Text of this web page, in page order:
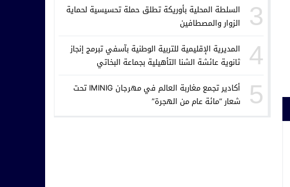
3
السلطة المحلية بأوريكة تطلق حملة تحسيسية لحماية
الزوار والمصطافين
4
المديرية الإقليمية للتربية الوطنية بآسفي تبرمج إنجاز
ثانوية عائشة الشنا التأهيلية بجماعة البخاتي
5
أكادير تجمع مغاربة العالم في مهرجان IMINIG تحت
شعار “مائة عام من الهجرة”